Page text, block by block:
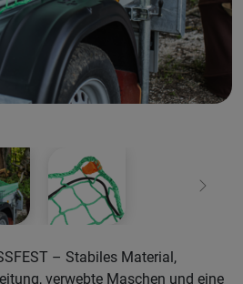
Weiter
– Stabiles Material,
verwebte Maschen und eine